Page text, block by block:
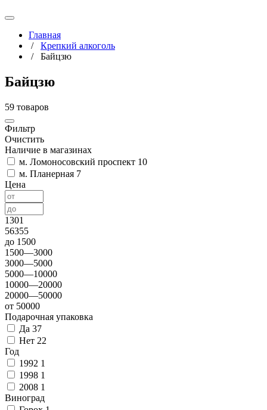
Главная
/ Крепкий алкоголь
/ Байцзю
Байцзю
59 товаров
Фильтр
Очистить
Наличие в магазинах
м. Ломоносовский проспект 10
м. Планерная 7
Цена
1301
56355
до 1500
1500—3000
3000—5000
5000—10000
10000—20000
20000—50000
от 50000
Подарочная упаковка
Да 37
Нет 22
Год
1992 1
1998 1
2008 1
Виноград